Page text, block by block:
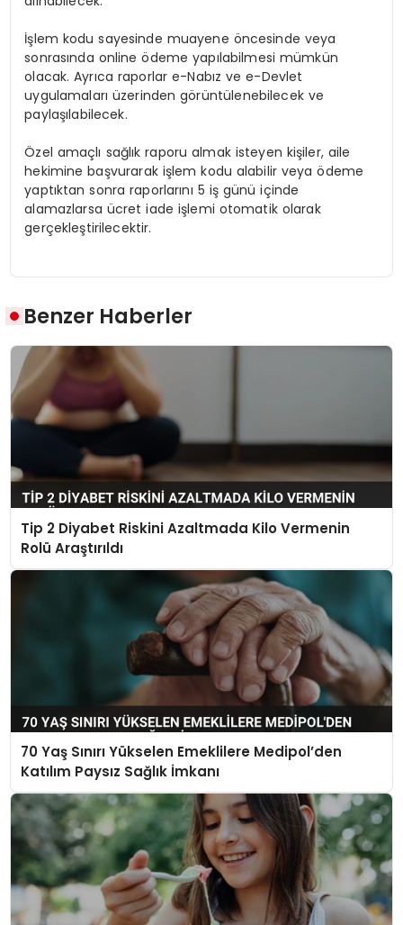
İşlem kodu sayesinde muayene öncesinde veya
sonrasında online ödeme yapılabilmesi mümkün
olacak. Ayrıca raporlar e-Nabız ve e-Devlet
uygulamaları üzerinden görüntülenebilecek ve
paylaşılabilecek.
Özel amaçlı sağlık raporu almak isteyen kişiler, aile
hekimine başvurarak işlem kodu alabilir veya ödeme
yaptıktan sonra raporlarını 5 iş günü içinde
alamazlarsa ücret iade işlemi otomatik olarak
gerçekleştirilecektir.
Benzer Haberler
Tip 2 Diyabet Riskini Azaltmada Kilo Vermenin
Rolü Araştırıldı
70 Yaş Sınırı Yükselen Emeklilere Medipol’den
Katılım Paysız Sağlık İmkanı